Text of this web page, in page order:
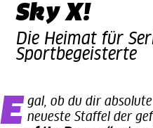
Sky X!
Die Heimat für
Sportbegeisterte
Egal, ob du dir absolute Serien-Highlights wie die neueste Staffel der